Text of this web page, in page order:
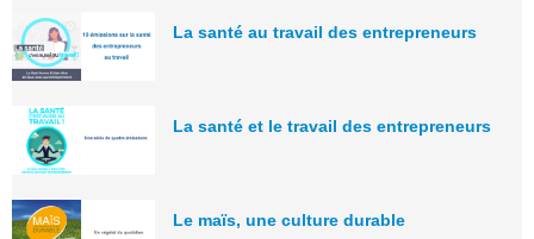
La santé au travail des entrepreneurs
La santé et le travail des entrepreneurs
Le maïs, une culture durable